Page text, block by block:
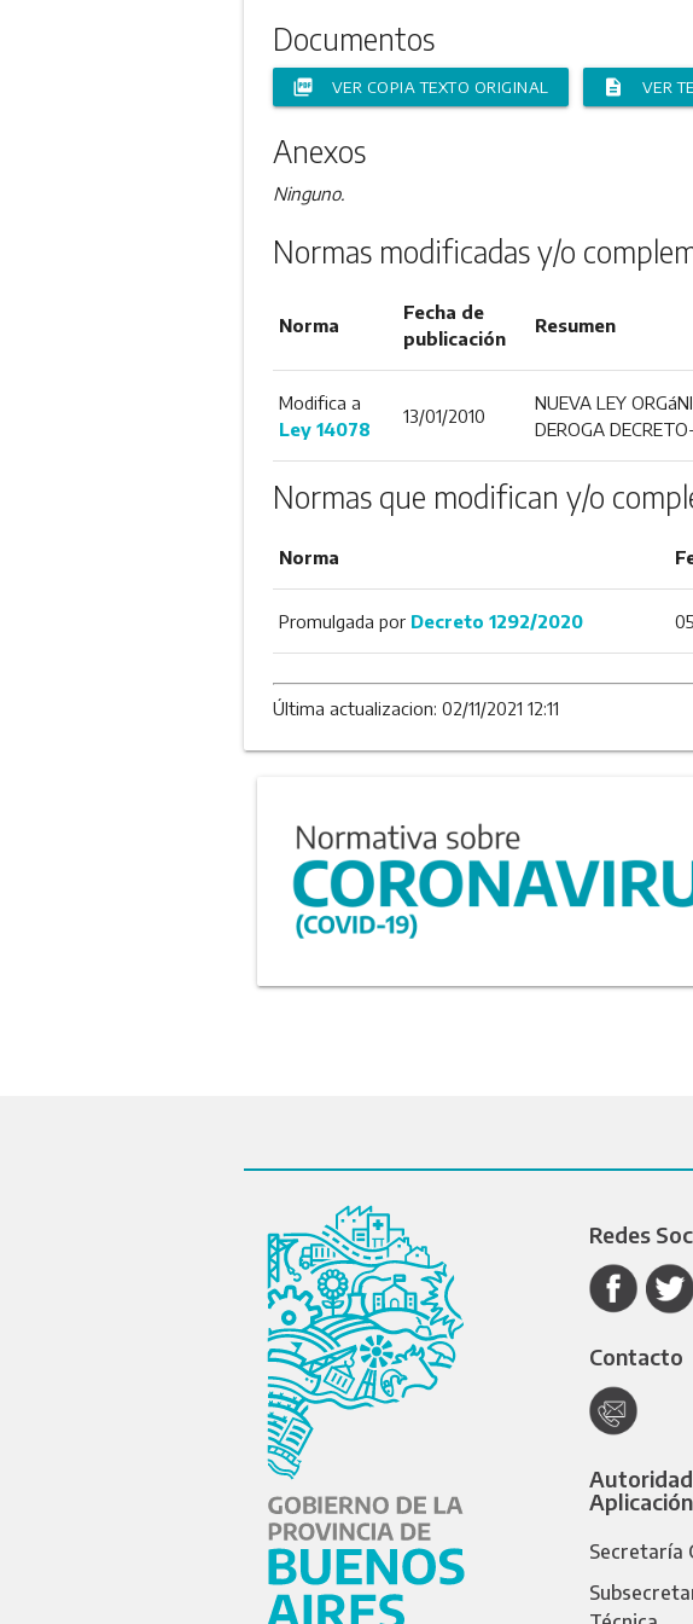
Documentos
picture_as_pdf VER COPIA TEXTO ORIGINAL description VER
Anexos
Ninguno.
Normas modificadas y/o
Norma
Fecha de
publicación
Resumen
Modifica a
Ley 14078
13/01/2010
NUEVA LEY
DEROGA
Normas que modifican y/o
Norma
Promulgada por Decreto 1292/2020
Última actualizacion: 02/11/2021 12:11
Redes
Contacto
Aplicación
Secretaría